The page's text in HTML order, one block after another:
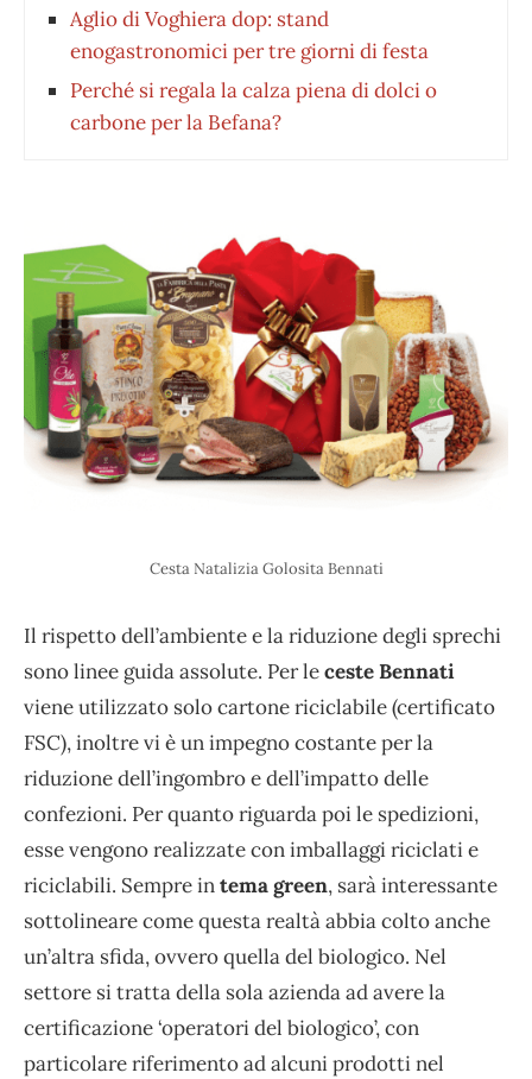
Aglio di Voghiera dop: stand
enogastronomici per tre giorni di festa
Perché si regala la calza piena di dolci o
carbone per la Befana?
Cesta Natalizia Golosita Bennati
Il rispetto dell’ambiente e la riduzione degli sprechi
sono linee guida assolute. Per leceste Bennati
viene utilizzato solo cartone riciclabile (certificato
FSC), inoltre vi è un impegno costante per la
riduzione dell’ingombro e dell’impatto delle
confezioni. Per quanto riguarda poi le spedizioni,
esse vengono realizzate con imballaggi riciclati e
riciclabili. Sempre intema green, sarà interessante
sottolineare come questa realtà abbia colto anche
un’altra sfida, ovvero quella del biologico. Nel
settore si tratta della sola azienda ad avere la
certificazione ‘operatori del biologico’, con
particolare riferimento ad alcuni prodotti nel